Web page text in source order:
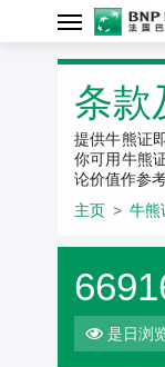
条款
提供牛熊证
你可用牛熊
论价值作参考
主页
牛熊
是日浏